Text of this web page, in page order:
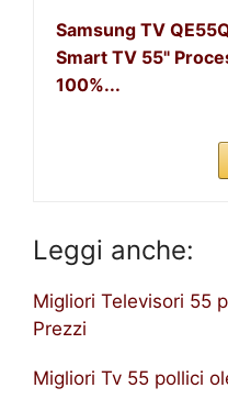
Samsung TV
Smart TV 55"
100%...
Leggi anche:
Migliori Televisori 55
Prezzi
Migliori Tv 55 pollici